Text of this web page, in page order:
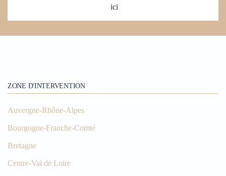
ici
ZONE D'INTERVENTION
Auvergne-Rhône-Alpes
Bourgogne-Franche-Comté
Bretagne
Centre-Val de Loire